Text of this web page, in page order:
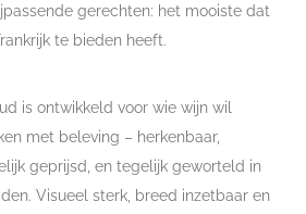
gerechten: het mooiste dat
te bieden heeft.
is ontwikkeld voor wie wijn wil
met beleving – herkenbaar,
geprijsd, en tegelijk geworteld in
Visueel sterk, breed inzetbaar en